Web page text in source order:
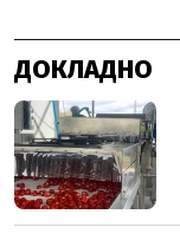
ДОКЛАДНО